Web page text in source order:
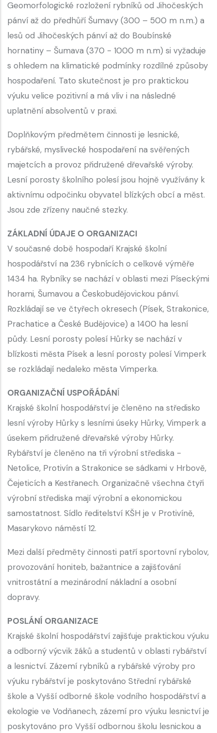
Geomorfologické rozložení rybníků od Jihočeských
pánví až do předhůří Šumavy (300 – 500 m n.m.) a
lesů od Jihočeských pánví až do Boubínské
hornatiny – Šumava (370 - 1000 m n.m) si vyžaduje
s ohledem na klimatické podmínky rozdílné způsoby
hospodaření. Tato skutečnost je pro praktickou
výuku velice pozitivní a má vliv i na následné
uplatnění absolventů v praxi.
Doplňkovým předmětem činnosti je lesnické,
rybářské, myslivecké hospodaření na svěřených
majetcích a provoz přidružené dřevařské výroby.
Lesní porosty školního polesí jsou hojně využívány k
aktivnímu odpočinku obyvatel blízkých obcí a měst.
Jsou zde zřízeny naučné stezky.
ZÁKLADNÍ ÚDAJE O ORGANIZACI
V současné době hospodaří Krajské školní
hospodářství na 236 rybnících o celkové výměře
1434 ha. Rybníky se nachází v oblasti mezi Píseckými
horami, Šumavou a Českobudějovickou pánví.
Rozkládají se ve čtyřech okresech (Písek, Strakonice,
Prachatice a České Budějovice) a 1400 ha lesní
půdy. Lesní porosty polesí Hůrky se nachází v
blízkosti města Písek a lesní porosty polesí Vimperk
se rozkládají nedaleko města Vimperka.
ORGANIZAČNÍ USPOŘÁDÁNÍ
Krajské školní hospodářství je členěno na středisko
lesní výroby Hůrky s lesními úseky Hůrky, Vimperk a
úsekem přidružené dřevařské výroby Hůrky.
Rybářství je členěno na tři výrobní střediska -
Netolice, Protivín a Strakonice se sádkami v Hrbově,
Čejeticích a Kestřanech. Organizačně všechna čtyři
výrobní střediska mají výrobní a ekonomickou
samostatnost. Sídlo ředitelství KŠH je v Protivíně,
Masarykovo náměstí 12.
Mezi další předměty činnosti patří sportovní rybolov,
provozování honiteb, bažantnice a zajišťování
vnitrostátní a mezinárodní nákladní a osobní
dopravy.
POSLÁNÍ ORGANIZACE
Krajské školní hospodářství zajišťuje praktickou výuku
a odborný výcvik žáků a studentů v oblasti rybářství
a lesnictví. Zázemí rybníků a rybářské výroby pro
výuku rybářství je poskytováno Střední rybářské
škole a Vyšší odborné škole vodního hospodářství a
ekologie ve Vodňanech, zázemí pro výuku lesnictví je
poskytováno pro Vyšší odbornou školu lesnickou a